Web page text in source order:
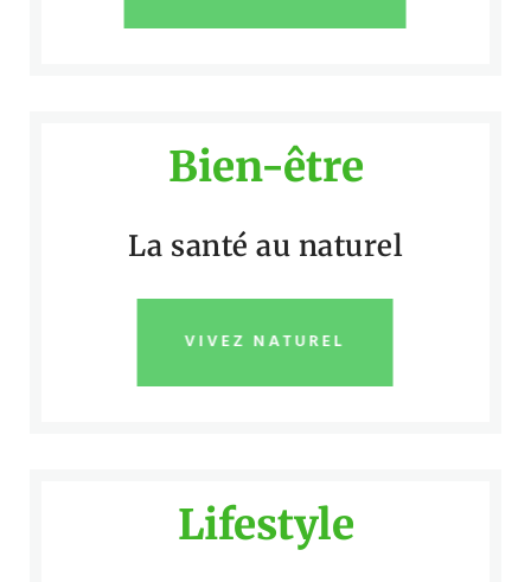
Bien-être
La santé au naturel
VIVEZ NATUREL
Lifestyle